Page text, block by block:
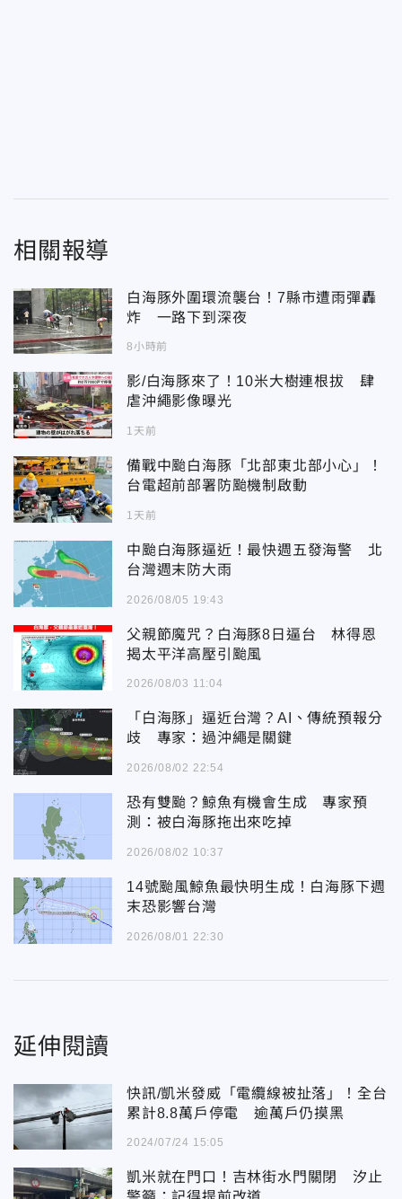
相關報導
白海豚外圍環流襲台！7縣市遭雨彈轟
炸 一路下到深夜
8小時前
影/白海豚來了！10米大樹連根拔 肆
虐沖繩影像曝光
1天前
備戰中颱白海豚「北部東北部小心」！
台電超前部署防颱機制啟動
1天前
中颱白海豚逼近！最快週五發海警 北
台灣週末防大雨
2026/08/05 19:43
父親節魔咒？白海豚8日逼台 林得恩
揭太平洋高壓引颱風
2026/08/03 11:04
「白海豚」逼近台灣？AI、傳統預報分
歧 專家：過沖繩是關鍵
2026/08/02 22:54
恐有雙颱？鯨魚有機會生成 專家預
測：被白海豚拖出來吃掉
2026/08/02 10:37
14號颱風鯨魚最快明生成！白海豚下週
末恐影響台灣
2026/08/01 22:30
延伸閱讀
快訊/凱米發威「電纜線被扯落」！全台
累計8.8萬戶停電 逾萬戶仍摸黑
2024/07/24 15:05
凱米就在門口！吉林街水門關閉 汐止